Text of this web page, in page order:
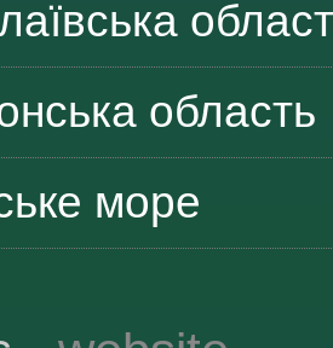
область
море